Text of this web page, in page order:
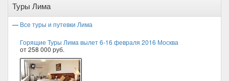
Туры Лима
— Все туры и путевки Лима
Горящие Туры Лима вылет 6-16 февраля 2016 Москва
от 258 000 руб.